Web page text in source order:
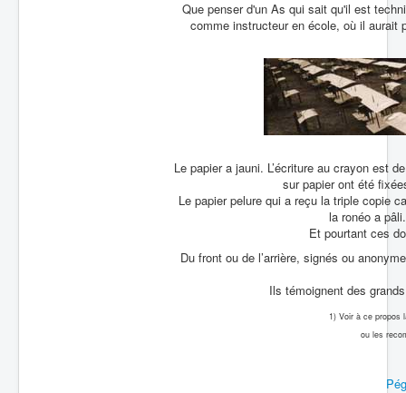
Que penser d'un As qui sait qu'il est
comme instructeur en école, où il aurait
Le papier a jauni. L’écriture au crayon est
sur papier ont été
Le papier pelure qui a reçu la triple copie
la ronéo a
Et pourtant ces
Du front ou de l’arrière, signés ou
Ils témoignent des
1) Voir à ce propos
ou les